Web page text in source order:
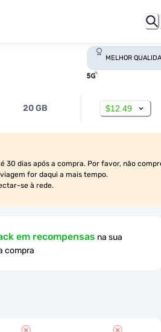
MELHOR
20 GB $12.49
30 dias após a compra. Por favor, não
for daqui a mais tempo.
se à rede.
em recompensas na sua
compra